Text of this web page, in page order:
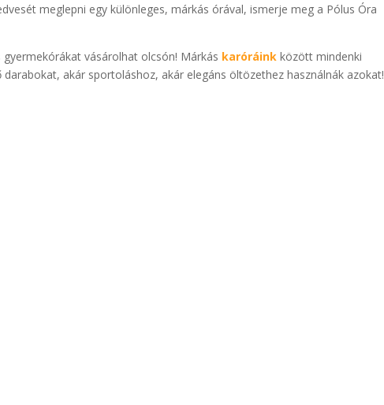
meglepni egy különleges, márkás órával, ismerje meg a Pólus Óra
vásárolhat olcsón! Márkás karóráink között mindenki
akár sportoláshoz, akár elegáns öltözethez használnák azokat!